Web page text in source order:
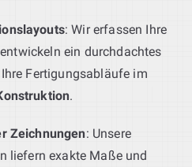
: Wir erfassen Ihre
ein durchdachtes
Fertigungsabläufe im
.
Zeichnungen: Unsere
liefern exakte Maße und